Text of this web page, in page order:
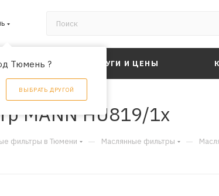
Тюмень ?
ВЫБРАТЬ ДРУГОЙ
АКЦИИ УСЛУГИ И ЦЕНЫ
MANN HU819/1x
фильтры в Тюмени — Маслянные фильтры —